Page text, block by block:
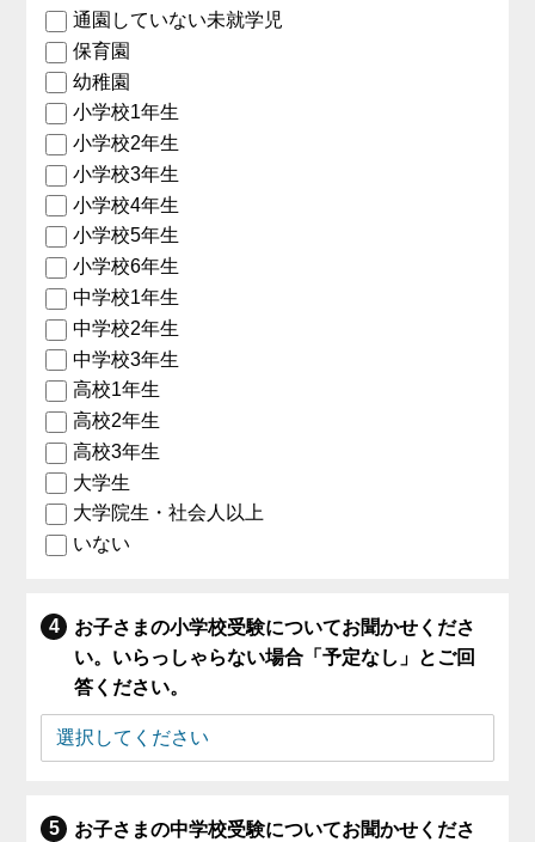
通園していない未就学児
保育園
幼稚園
小学校1年生
小学校2年生
小学校3年生
小学校4年生
小学校5年生
小学校6年生
中学校1年生
中学校2年生
中学校3年生
高校1年生
高校2年生
高校3年生
大学生
大学院生・社会人以上
いない
お子さまの小学校受験についてお聞かせくださ
い。いらっしゃらない場合「予定なし」とご回
答ください。
お子さまの中学校受験についてお聞かせくださ